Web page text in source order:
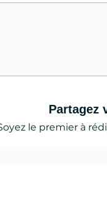
Partagez
le premier à